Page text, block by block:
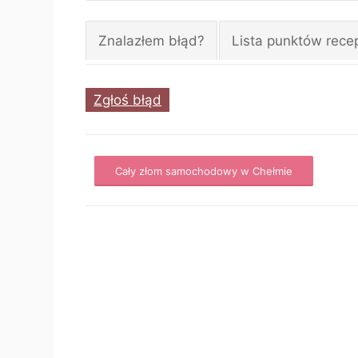
Znalazłem błąd? Lista punktów
Zgłoś błąd
Cały złom samochodowy w Chełmie